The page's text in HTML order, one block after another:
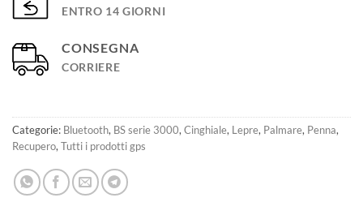
ENTRO 14 GIORNI
CONSEGNA
CORRIERE
Categorie: Bluetooth, BS serie 3000, Cinghiale, Lepre, Palmare, Penna,
Recupero, Tutti i prodotti gps